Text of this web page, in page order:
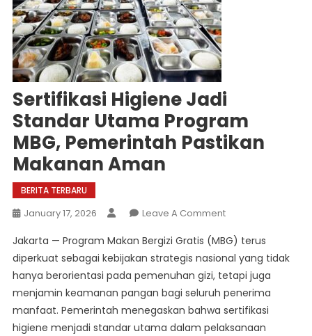
Sertifikasi Higiene Jadi
Standar Utama Program
MBG, Pemerintah Pastikan
Makanan Aman
BERITA TERBARU
January 17, 2026 Leave A CommentOn
Higiene
Jadi
Standar
Utama
Program
MBG,
Jakarta — Program Makan Bergizi Gratis (MBG) terus
diperkuat sebagai kebijakan strategis nasional yang tidak
hanya berorientasi pada pemenuhan gizi, tetapi juga
menjamin keamanan pangan bagi seluruh penerima
manfaat. Pemerintah menegaskan bahwa sertifikasi
higiene menjadi standar utama dalam pelaksanaan